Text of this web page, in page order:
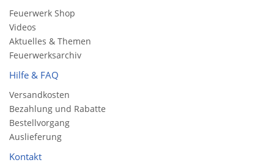
Feuerwerk Shop
Videos
Aktuelles & Themen
Feuerwerksarchiv
Hilfe & FAQ
Versandkosten
Bezahlung und Rabatte
Bestellvorgang
Auslieferung
Kontakt